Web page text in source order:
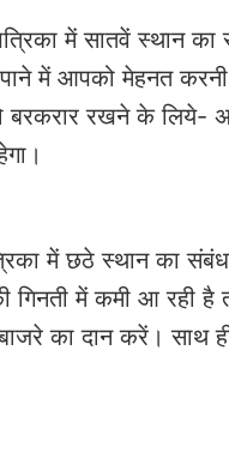
में सातवें स्थान
में आपको मेहनत
बरकरार रखने के
में छठे स्थान का
में कमी आ रही है
का दान करें।